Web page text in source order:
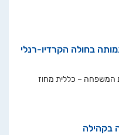
בחולה הקרדיו-רנלי
המשפחה – כללית מחוז
בקהילה